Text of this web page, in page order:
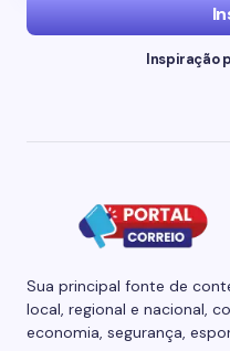
Inspiração
Sua principal fonte de
local, regional e nacional,
economia, segurança,